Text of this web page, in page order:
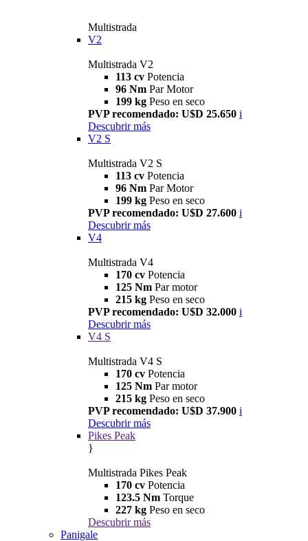
Multistrada
V2
Multistrada V2
113 cv Potencia
96 Nm Par Motor
199 kg Peso en seco
PVP recomendado: U$D 25.650 i
Descubrir más
V2 S
Multistrada V2 S
113 cv Potencia
96 Nm Par Motor
199 kg Peso en seco
PVP recomendado: U$D 27.600 i
Descubrir más
V4
Multistrada V4
170 cv Potencia
125 Nm Par motor
215 kg Peso en seco
PVP recomendado: U$D 32.000 i
Descubrir más
V4 S
Multistrada V4 S
170 cv Potencia
125 Nm Par motor
215 kg Peso en seco
PVP recomendado: U$D 37.900 i
Descubrir más
Pikes Peak
}
Multistrada Pikes Peak
170 cv Potencia
123.5 Nm Torque
227 kg Peso en seco
Descubrir más
Panigale